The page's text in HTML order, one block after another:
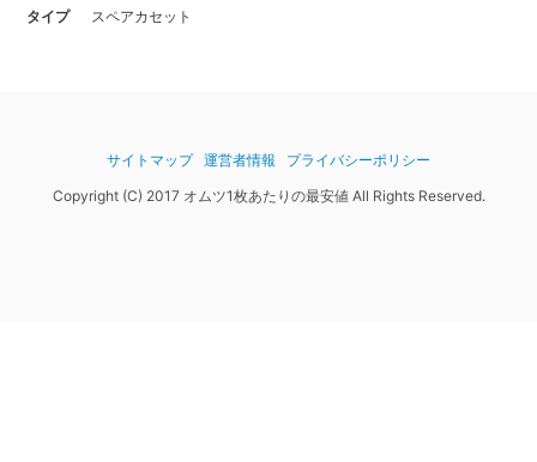
タイプ スペアカセット
サイトマップ 運営者情報
プライバシーポリシー
Copyright (C) 2017 オムツ1枚あたりの最安値 All Rights Reserved.